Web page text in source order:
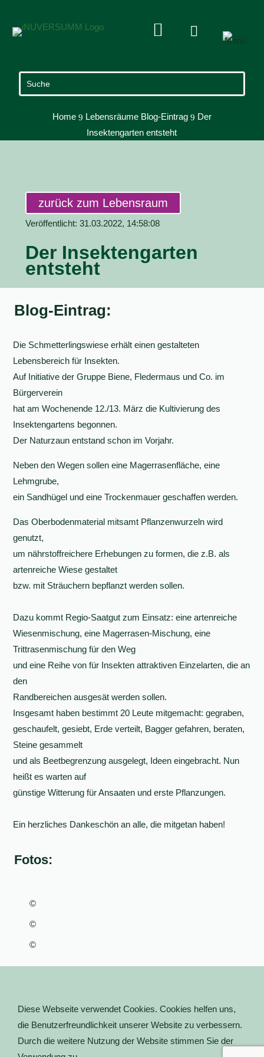
 
Home 9 Lebensräume Blog-Eintrag 9 Der
Insektengarten entsteht
zurück zum Lebensraum
Veröffentlicht: 31.03.2022, 14:58:08
Der Insektengarten
entsteht
Blog-Eintrag:
Die Schmetterlingswiese erhält einen gestalteten
Lebensbereich für Insekten.
Auf Initiative der Gruppe Biene, Fledermaus und Co. im
Bürgerverein
hat am Wochenende 12./13. März die Kultivierung des
Insektengartens begonnen.
Der Naturzaun entstand schon im Vorjahr.
Neben den Wegen sollen eine Magerrasenfläche, eine
Lehmgrube,
ein Sandhügel und eine Trockenmauer geschaffen werden.
Das Oberbodenmaterial mitsamt Pflanzenwurzeln wird
genutzt,
um nährstoffreichere Erhebungen zu formen, die z.B. als
artenreiche Wiese gestaltet
bzw. mit Sträuchern bepflanzt werden sollen.
Dazu kommt Regio-Saatgut zum Einsatz: eine artenreiche
Wiesenmischung, eine Magerrasen-Mischung, eine
Trittrasenmischung für den Weg
und eine Reihe von für Insekten attraktiven Einzelarten, die an
den
Randbereichen ausgesät werden sollen.
Insgesamt haben bestimmt 20 Leute mitgemacht: gegraben,
geschaufelt, gesiebt, Erde verteilt, Bagger gefahren, beraten,
Steine gesammelt
und als Beetbegrenzung ausgelegt, Ideen eingebracht. Nun
heißt es warten auf
günstige Witterung für Ansaaten und erste Pflanzungen.
Ein herzliches Dankeschön an alle, die mitgetan haben!
Fotos:
©
©
©
Diese Webseite verwendet Cookies. Cookies helfen uns,
die Benutzerfreundlichkeit unserer Website zu verbessern.
Durch die weitere Nutzung der Website stimmen Sie der